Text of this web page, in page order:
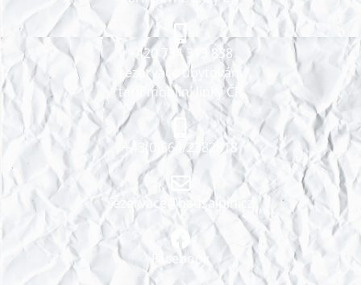
+420 734 313 838
rezervace ubytování
tarif mobilní linky ČR
+43(0)664/2382818
rezervace@hausalpin.cz
Facebook